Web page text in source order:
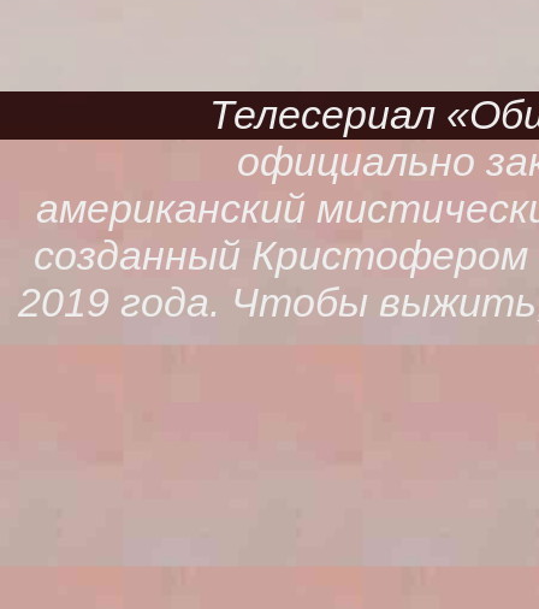
Телесериал
официально
американский
созданный
2019 года. Чтобы